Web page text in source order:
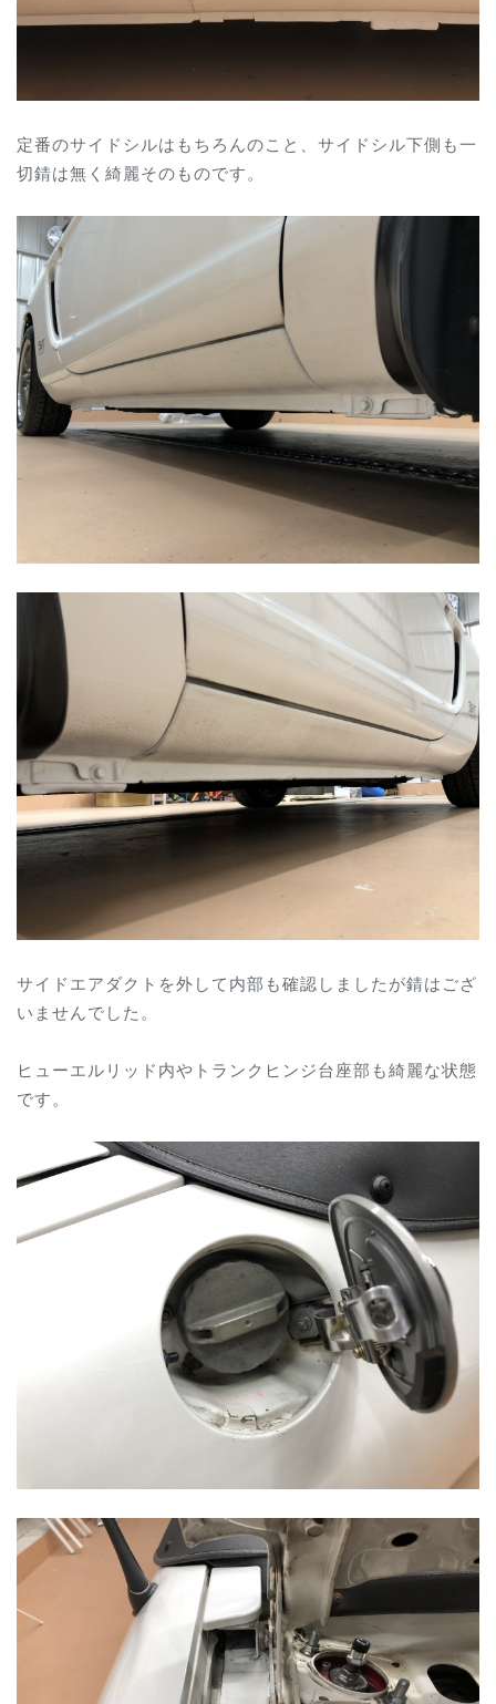
定番のサイドシルはもちろんのこと、サイドシル下側も一
切錆は無く綺麗そのものです。
サイドエアダクトを外して内部も確認しましたが錆はござ
いませんでした。
ヒューエルリッド内やトランクヒンジ台座部も綺麗な状態
です。